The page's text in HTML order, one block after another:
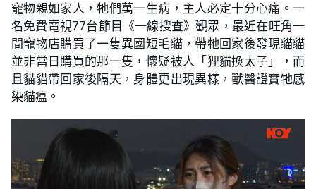
寵物親如家人，牠們萬一生病，主人必定十分心痛。一
名免費電視77台節目《一線搜查》觀眾，最近在旺角一
間寵物店購買了一隻異國短毛貓，帶牠回家後發現貓貓
並非當日購買的那一隻，懷疑被人「狸貓換太子」，而
且貓貓帶回家後隔天，身體更出現異樣，獸醫證實牠感
染貓瘟。